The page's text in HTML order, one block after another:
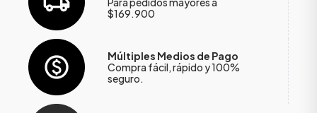
$169.900
Múltiples Medios de Pago
Compra fácil, rápido y 100%
seguro.